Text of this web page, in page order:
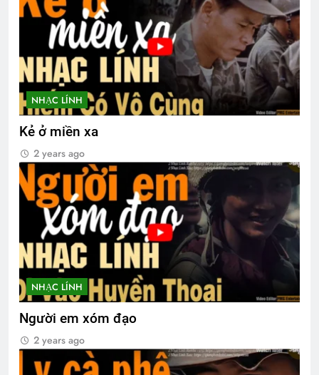
NHẠC LÍNH
Kẻ ở miền xa
2 years ago
NHẠC LÍNH
Người em xóm đạo
2 years ago